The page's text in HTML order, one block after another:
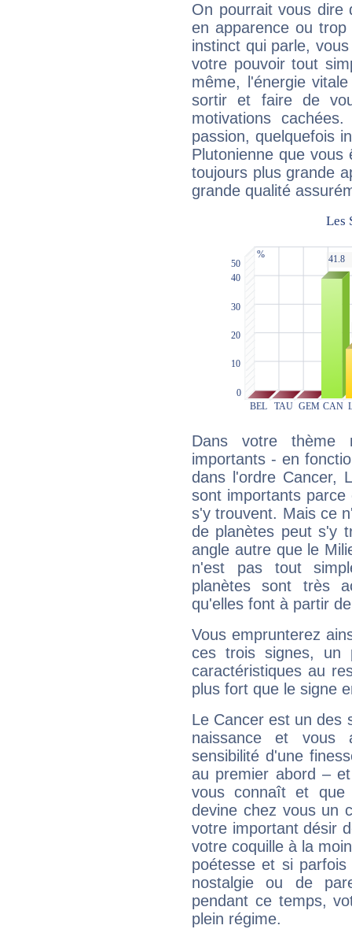
On pourrait vous dire
en apparence ou
instinct qui parle,
votre pouvoir tout
même, l'énergie
sortir et faire de
motivations
passion, quelquefois
Plutonienne que
toujours plus grande
grande qualité
Dans votre thème
importants - en
dans l'ordre Cancer,
sont importants parce
s'y trouvent. Mais ce
de planètes peut s'y
angle autre que le
n'est pas tout
planètes sont très
qu'elles font à partir
Vous emprunterez
ces trois signes, un
caractéristiques au
plus fort que le signe
Le Cancer est un des
naissance et vous
sensibilité d'une
au premier abord –
vous connaît et
devine chez vous un
votre important désir
votre coquille à la
poétesse et si
nostalgie ou de
pendant ce temps,
plein régime.